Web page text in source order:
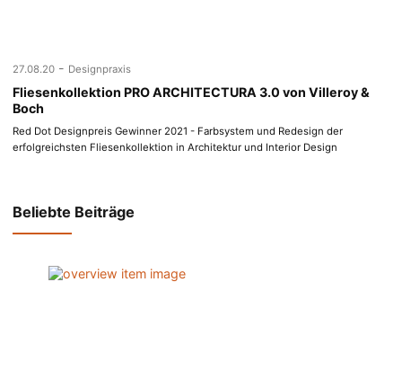
27.08.20 - Designpraxis
Fliesenkollektion PRO ARCHITECTURA 3.0 von Villeroy &
Boch
Red Dot Designpreis Gewinner 2021 - Farbsystem und Redesign der
erfolgreichsten Fliesenkollektion in Architektur und Interior Design
Beliebte Beiträge